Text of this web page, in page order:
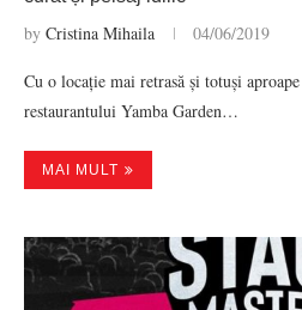
by Cristina Mihaila 04/06/2019
Cu o locație mai retrasă și totuși
restaurantului Yamba Garden…
MAI MULT